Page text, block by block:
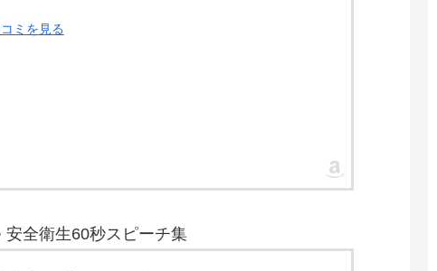
ミを見る
全衛生60秒スピーチ集